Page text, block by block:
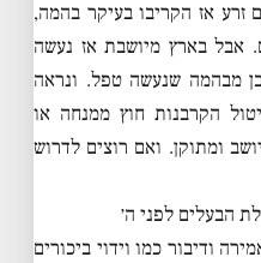
זרע אז הקריבו בעיקר בהמה,
אבל בארץ מיושבת אז נעשה
מבהמה שנעשה טפל. ונראה
הקרבנות חוץ ממנחה או
ומתוקן. ואם רוצים לדרוש
הבעלים לפני ה׳
ודיבור כמו וידוי ביכורים